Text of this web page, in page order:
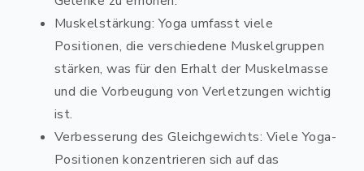
Muskelstärkung: Yoga umfasst viele
Positionen, die verschiedene Muskelgruppen
stärken, was für den Erhalt der Muskelmasse
und die Vorbeugung von Verletzungen wichtig
ist.
Verbesserung des Gleichgewichts: Viele Yoga-
Positionen konzentrieren sich auf das